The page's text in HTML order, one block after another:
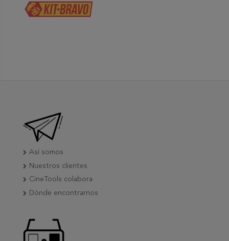
Así somos
Nuestros clientes
CineTools colabora
Dónde encontrarnos